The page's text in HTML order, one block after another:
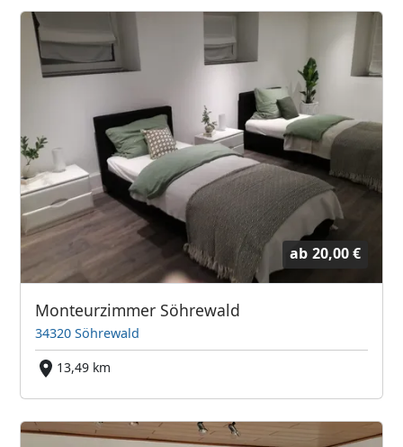
ab 20,00 €
Monteurzimmer Söhrewald
34320 Söhrewald
13,49 km